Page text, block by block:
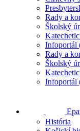
Rady a
Školský
Infoportál
Rady a
Školský
Infoportál
História